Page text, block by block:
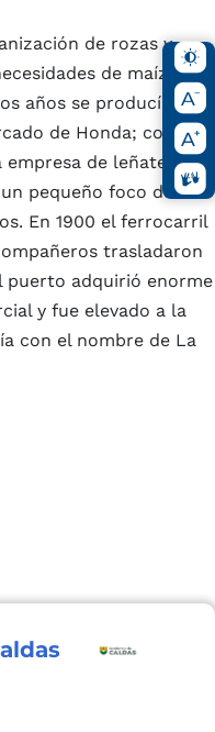
de rozas y
de maíz,
años se producían
de Honda; como
empresa de leñateo y
pequeño foco de
En 1900 el ferrocarril
trasladaron
puerto adquirió enorme
y fue elevado a la
con el nombre de La